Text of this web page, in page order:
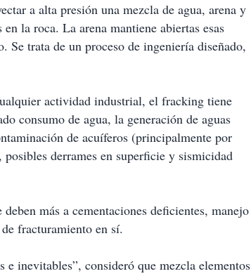
a alta presión una mezcla de agua, arena y
la roca. La arena mantiene abiertas esas
trata de un proceso de ingeniería diseñado,
actividad industrial, el fracking tiene
consumo de agua, la generación de aguas
de acuíferos (principalmente por
derrames en superficie y sismicidad
más a cementaciones deficientes, manejo
fracturamiento en sí.
inevitables”, consideró que mezcla elementos